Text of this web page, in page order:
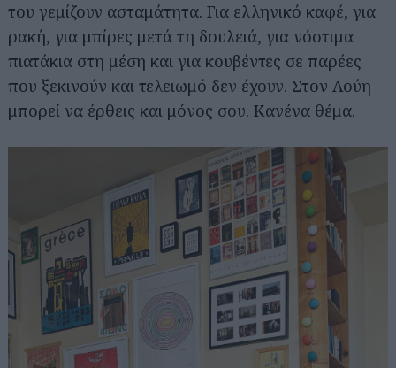
του γεμίζουν ασταμάτητα. Για ελληνικό καφέ, για
ρακή, για μπίρες μετά τη δουλειά, για νόστιμα
πιατάκια στη μέση και για κουβέντες σε παρέες
που ξεκινούν και τελειωμό δεν έχουν. Στον Λούη
μπορεί να έρθεις και μόνος σου. Κανένα θέμα.